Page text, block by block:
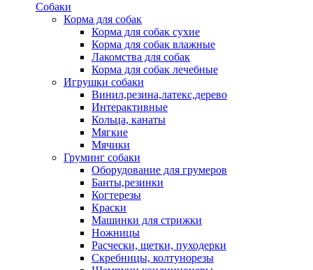
Собаки
Корма для собак
Корма для собак сухие
Корма для собак влажные
Лакомства для собак
Корма для собак лечебные
Игрушки собаки
Винил,резина,латекс,дерево
Интерактивные
Кольца, канаты
Мягкие
Мячики
Груминг собаки
Оборудование для грумеров
Банты,резинки
Когтерезы
Краски
Машинки для стрижки
Ножницы
Расчески, щетки, пуходерки
Скребницы, колтунорезы